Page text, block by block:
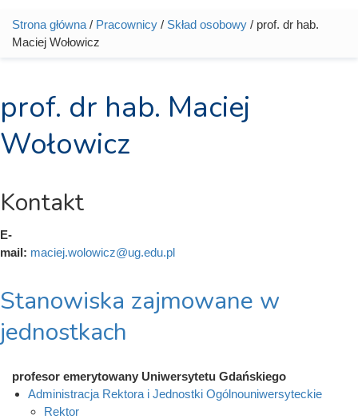
Jesteś tutaj
Strona główna / Pracownicy / Skład osobowy / prof. dr hab.
Maciej Wołowicz
prof. dr hab. Maciej
Wołowicz
Kontakt
E-
mail: maciej.wolowicz@ug.edu.pl
Stanowiska zajmowane w
jednostkach
profesor emerytowany Uniwersytetu Gdańskiego
Administracja Rektora i Jednostki Ogólnouniwersyteckie
Rektor